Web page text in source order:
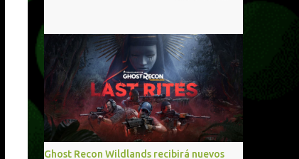
Ofertas - Chile Ofertas - Colombia Ofertas
- México Ofertas - Estados Unidos Ofertas -
España Todas las ofertas de Xbox One
también aplican a Xbox Series, a excepción
de los jue...
conocían, así como también otras ventajas
adicionales que fueron anunciados
recientemente. Essential incluirá como
novedades una serie de ventajas para
diferentes juegos free to play que están en
Xbox y PC, que van desde skins, desbloqueo
de personajes, paquetes de armas hasta
emotes, monedas virtuales y más para
Ghost Recon Wildlands recibirá nuevos